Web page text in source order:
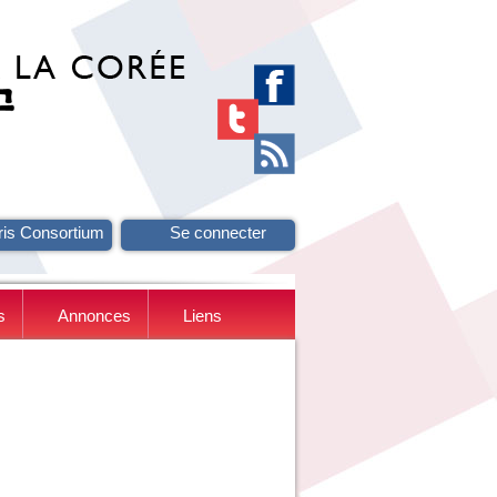
Consortium Se connecter
Annonces Liens